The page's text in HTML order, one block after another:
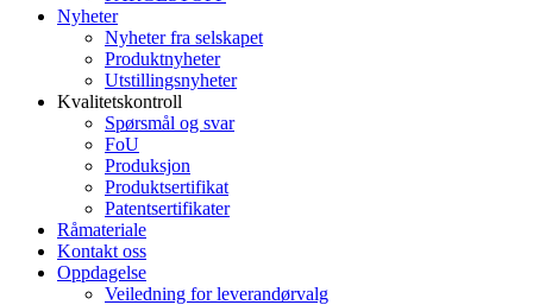
Nyheter
Nyheter fra selskapet
Produktnyheter
Utstillingsnyheter
Kvalitetskontroll
Spørsmål og svar
FoU
Produksjon
Produktsertifikat
Patentsertifikater
Råmateriale
Kontakt oss
Oppdagelse
Veiledning for leverandørvalg